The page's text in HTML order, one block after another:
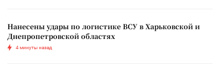
Нанесены удары по логистике ВСУ в Харьковской и
Днепропетровской областях
4 минуты назад